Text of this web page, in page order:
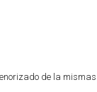
de la mismas